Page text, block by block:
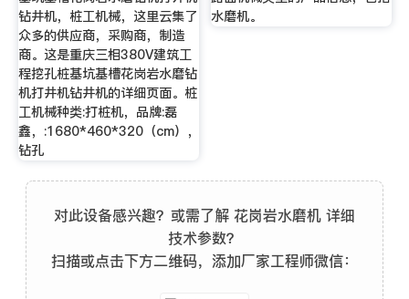
钻井机，桩工机械，这里云集了
众多的供应商，采购商，制造
商。这是重庆三相380V建筑工
程挖孔桩基坑基槽花岗岩水磨钻
机打井机钻井机的详细页面。桩
工机械种类:打桩机，品牌:磊
鑫，:1680*460*320（cm），
钻孔
水磨机。
对此设备感兴趣？或需了解 花岗岩水磨机 详细
技术参数？
扫描或点击下方二维码，添加厂家工程师微信：